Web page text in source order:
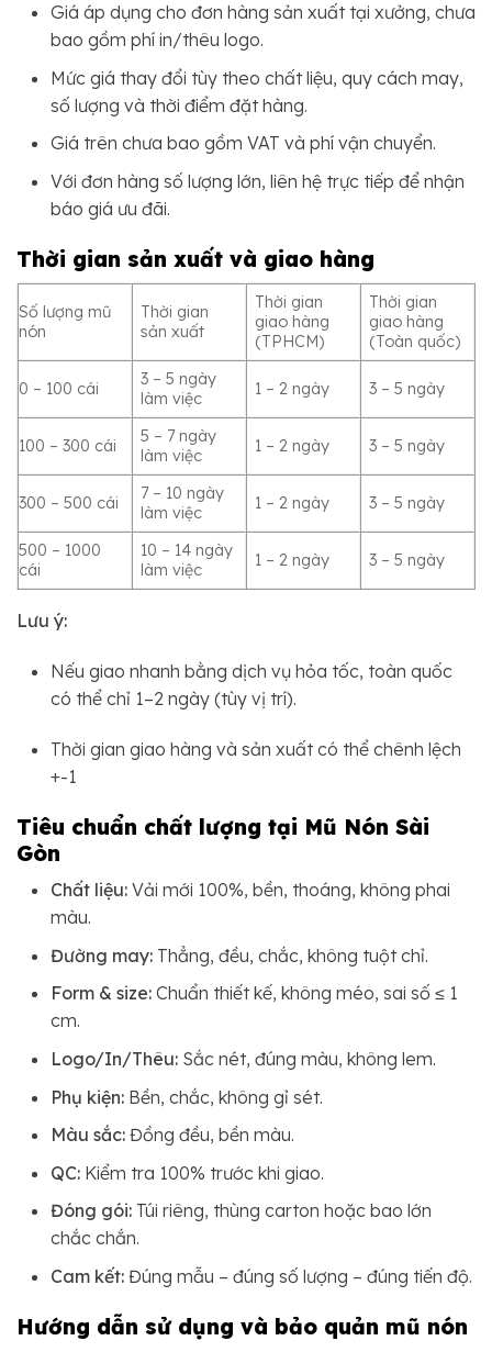
Giá áp dụng cho đơn hàng sản xuất tại xưởng, chưa
bao gồm phí in/thêu logo.
Mức giá thay đổi tùy theo chất liệu, quy cách may,
số lượng và thời điểm đặt hàng.
Giá trên chưa bao gồm VAT và phí vận chuyển.
Với đơn hàng số lượng lớn, liên hệ trực tiếp để nhận
báo giá ưu đãi.
Thời gian sản xuất và giao hàng
Số lượng mũ
nón
Thời gian
sản xuất
Thời gian
giao hàng
(TPHCM)
Thời gian
giao hàng
(Toàn quốc)
0 – 100 cái
3 – 5 ngày
làm việc
1 – 2 ngày 3 – 5 ngày
100 – 300 cái
5 – 7 ngày
làm việc
1 – 2 ngày 3 – 5 ngày
300 – 500 cái
7 – 10 ngày
làm việc
1 – 2 ngày 3 – 5 ngày
500 – 1000
cái
10 – 14 ngày
làm việc
1 – 2 ngày 3 – 5 ngày
Lưu ý:
Nếu giao nhanh bằng dịch vụ hỏa tốc, toàn quốc
có thể chỉ 1–2 ngày (tùy vị trí).
Thời gian giao hàng và sản xuất có thể chênh lệch
+-1
Tiêu chuẩn chất lượng tại Mũ Nón Sài
Gòn
Chất liệu:Vải mới 100%, bền, thoáng, không phai
màu.
Đường may:Thẳng, đều, chắc, không tuột chỉ.
Form & size:Chuẩn thiết kế, không méo, sai số ≤ 1
cm.
Logo/In/Thêu:Sắc nét, đúng màu, không lem.
Phụ kiện:Bền, chắc, không gỉ sét.
Màu sắc:Đồng đều, bền màu.
QC:Kiểm tra 100% trước khi giao.
Đóng gói:Túi riêng, thùng carton hoặc bao lớn
chắc chắn.
Cam kết:Đúng mẫu – đúng số lượng – đúng tiến độ.
Hướng dẫn sử dụng và bảo quản mũ nón